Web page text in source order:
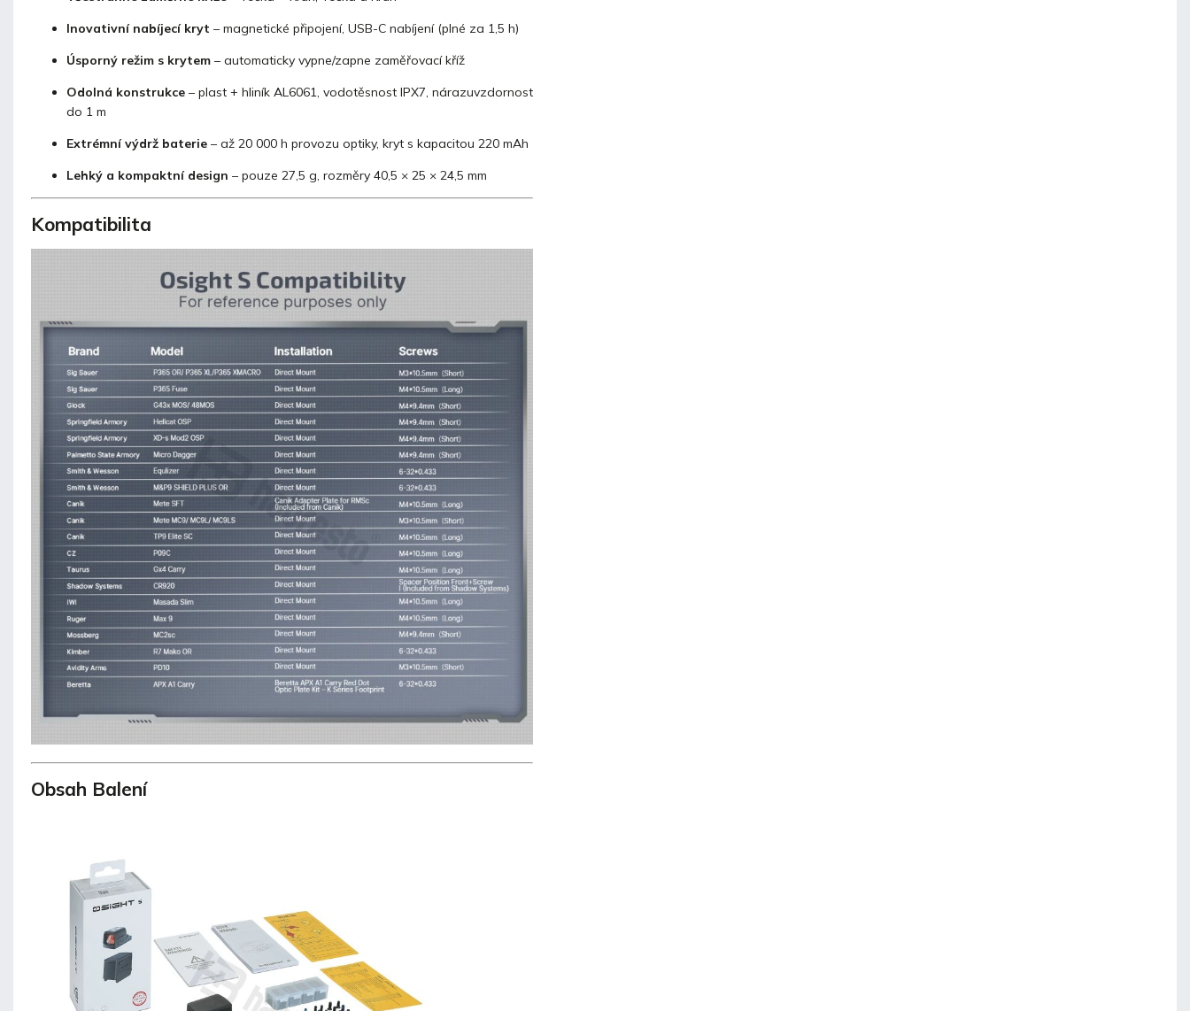
Inovativní nabíjecí kryt – magnetické připojení, USB-C nabíjení (plné za 1,5 h)
Úsporný režim s krytem – automaticky vypne/zapne zaměřovací kříž
Odolná konstrukce – plast + hliník AL6061, vodotěsnost IPX7, nárazuvzdornost
do 1 m
Extrémní výdrž baterie – až 20 000 h provozu optiky, kryt s kapacitou 220 mAh
Lehký a kompaktní design – pouze 27,5 g, rozměry 40,5 × 25 × 24,5 mm
Kompatibilita
Obsah Balení